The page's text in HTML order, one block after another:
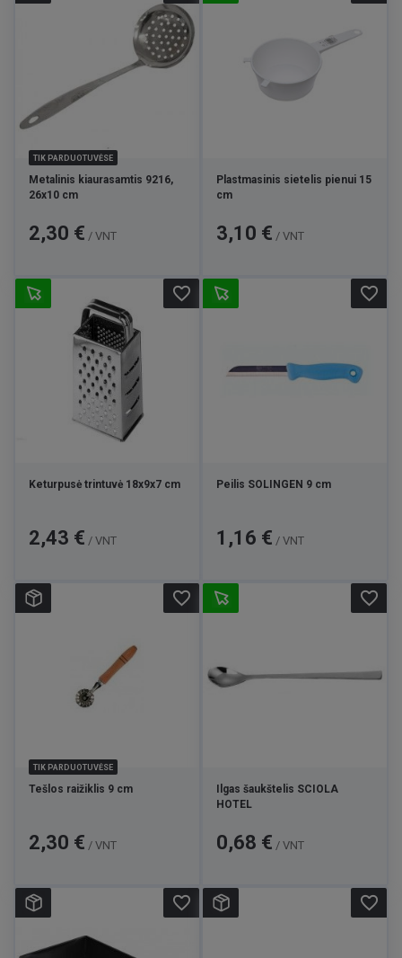
TIK PARDUOTUVĖSE
Metalinis kiaurasamtis 9216,
26x10 cm
Kaina
2,30 € / VNT
Plastmasinis sietelis pienui 15
cm
Kaina
3,10 € / VNT
Keturpusė trintuvė 18x9x7 cm
Kaina
2,43 € / VNT
favorite_border
Peilis SOLINGEN 9 cm
Kaina
1,16 € / VNT
favorite_border
TIK PARDUOTUVĖSE
Tešlos raižiklis 9 cm
Kaina
2,30 € / VNT
favorite_border
Ilgas šaukštelis SCIOLA
HOTEL
Kaina
0,68 € / VNT
favorite_border
favorite_border favorite_border